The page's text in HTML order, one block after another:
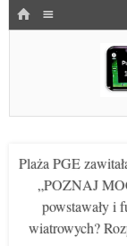
HOME
Pulsarowy.pl
Plaża PGE
„POZNAJ
powstawały i
wiatrowych?